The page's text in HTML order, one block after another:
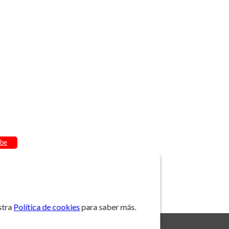
Política de cookiespara saber más.